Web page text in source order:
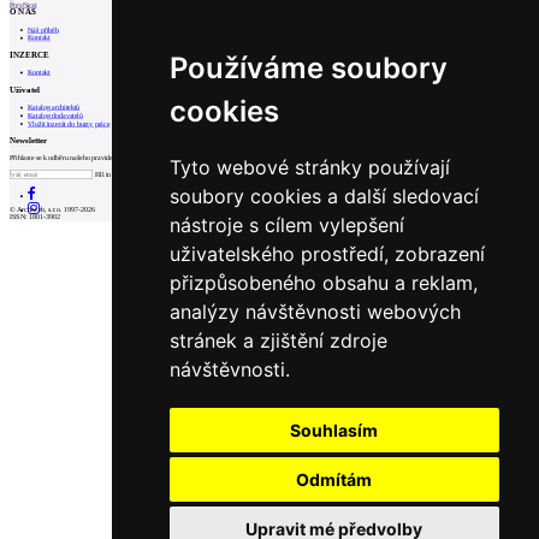
Používáme soubory
cookies
Tyto webové stránky používají
soubory cookies a další sledovací
nástroje s cílem vylepšení
uživatelského prostředí, zobrazení
přizpůsobeného obsahu a reklam,
analýzy návštěvnosti webových
stránek a zjištění zdroje
návštěvnosti.
Souhlasím
Odmítám
Upravit mé předvolby
PrevNext
O NÁS
Náš příběh
Kontakt
INZERCE
Kontakt
Uživatel
Katalog architektů
Katalog dodavatelů
Vložit inzerát do burzy práce
Newsletter
Přihlaste se k odběru našeho pravidelného týdenního newsletteru:
Fill in „nospam“
© Archiweb, s.r.o. 1997-2026
ISSN: 1801-3902